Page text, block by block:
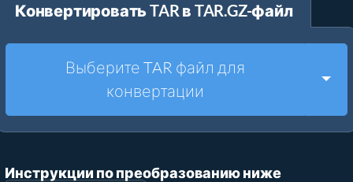
Pаспаковывайте
Другие инструменты
Конвертировать TAR в TAR.GZ-файл
Выберите TAR файл для
конвертации
Инструкции по преобразованию ниже